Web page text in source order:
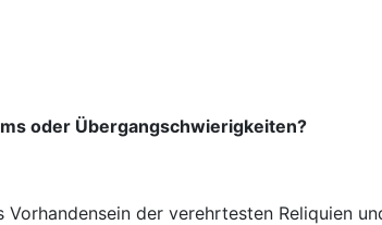
oder Übergangschwierigkeiten?
der verehrtesten Reliquien